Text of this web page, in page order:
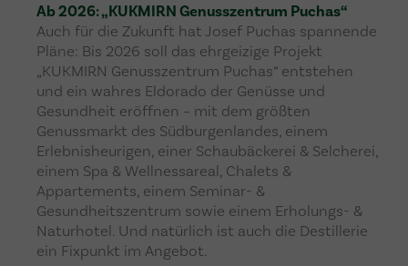
Ab 2026: „KUKMIRN Genusszentrum Puchas“
Auch für die Zukunft hat Josef Puchas spannende
Pläne: Bis 2026 soll das ehrgeizige Projekt
„KUKMIRN Genusszentrum Puchas“ entstehen
und ein wahres Eldorado der Genüsse und
Gesundheit eröffnen – mit dem größten
Genussmarkt des Südburgenlandes, einem
Erlebnisheurigen, einer Schaubäckerei & Selcherei,
einem Spa & Wellnessareal, Chalets &
Appartements, einem Seminar- &
Gesundheitszentrum sowie einem Erholungs- &
Naturhotel. Und natürlich ist auch die Destillerie
ein Fixpunkt im Angebot.